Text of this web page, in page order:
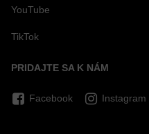
YouTube
TikTok
PRIDAJTE SA K NÁM
Facebook Instagram